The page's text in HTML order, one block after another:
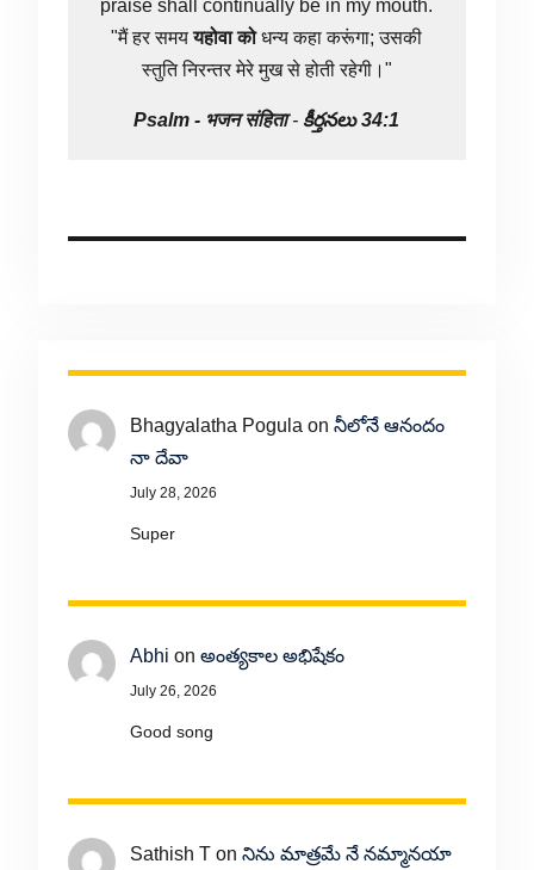
praise shall continually be in my mouth.
"मैं हर समययहोवा कोधन्य कहा करूंगा; उसकी
स्तुति निरन्तर मेरे मुख से होती रहेगी।"
Psalm - भजन संहिता- కీర్తనలు 34:1
Bhagyalatha Pogula on నీలోనే ఆనందం
నా దేవా
July 28, 2026
Super
Abhi on అంత్యకాల అభిషేకం
July 26, 2026
Good song
Sathish Ton నిను మాత్రమే నే నమ్మానయా